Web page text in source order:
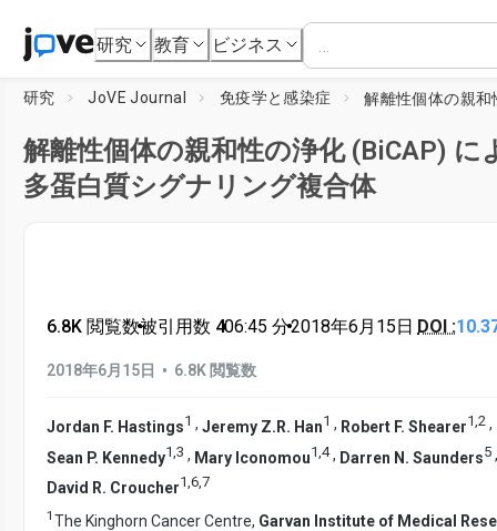
研究 教育 ビジネス
研究 JoVE Journal 免疫学と感染症
解離性個体の親和性の浄化 (BiCAP) に
多蛋白質シグナリング複合体
6.8K 閲覧数•被引用数 4•06:45 分•2018年6月15日 DOI :
2018年6月15日 • 6.8K 閲覧数
Jordan F. Hastings1 , Jeremy Z.R. Han1 , Robert F. Shearer1,2 ,
Sean P. Kennedy1 3 , Mary Iconomou1 4, Darren N. Saunders5
David R. Croucher1,6,7
1 The Kinghorn Cancer Centre, Garvan Institute of Medical